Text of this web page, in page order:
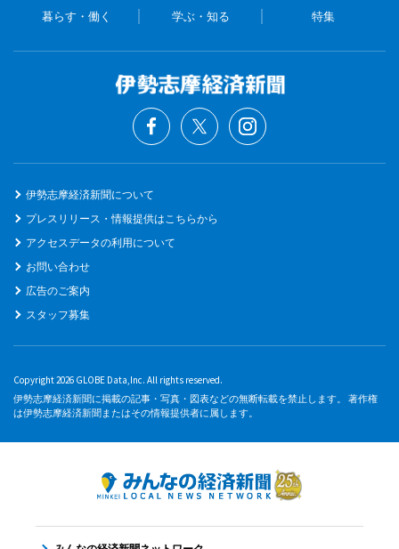
暮らす・働く 学ぶ・知る 特集
伊勢志摩経済新聞について
プレスリリース・情報提供はこちらから
アクセスデータの利用について
お問い合わせ
広告のご案内
スタッフ募集
Copyright 2026 GLOBE Data,Inc. All rights reserved.
伊勢志摩経済新聞に掲載の記事・写真・図表などの無断転載を禁止します。 著作権
は伊勢志摩経済新聞またはその情報提供者に属します。